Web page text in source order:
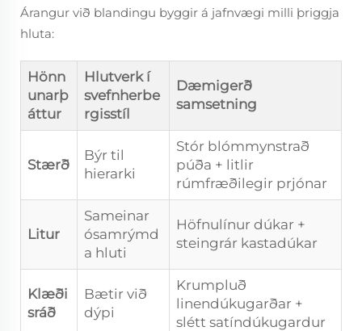
Árangur við blandingu byggir á jafnvægi milli þriggja
hluta:
Hönn
unarþ
áttur
Hlutverk í
svefnherbe
rgisstíl
Dæmigerð
samsetning
Stærð
Býr til
hierarki
Stór blómmynstrað
púða + litlir
rúmfræðilegir prjónar
Litur
Sameinar
ósamrýmd
a hluti
Höfnulínur dúkar +
steingrár kastadúkar
Klæði
sráð
Bætir við
dýpi
Krumpluð
linendúkugarðar +
slétt satíndúkugardur